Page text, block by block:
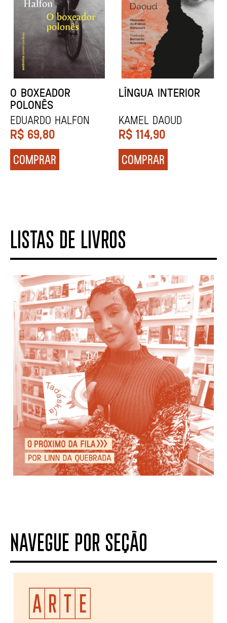
DENTES BRANCOS
Zadie Smith
R$ 129,90
COMPRAR
UCRÂNIA
Andrei Kurkov
R$ 139,90
COMPRAR
LISTAS DE LIVROS
NAVEGUE POR SEÇÃO